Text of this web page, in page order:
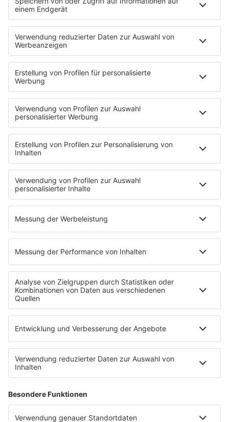
05.08.2026
Vanilla Ice: Was läuft da?
Robert Van Winkle war mal der Mann mit dem globalen
90s-Megahit. Heute sieht die Karriere von Vanilla Ice
deutlich anders aus.
mehr lesen
IMAGO / UPI Photo
04.08.2026
"Nimrods": Eine Green Day Komödie im
Kino
Nach „Michael“ kommt der nächste Musikfilm ins Kino -
allerdings kein Biopic: Green Days „Nimrods“ ist eine
fiktive Komödie, inspiriert von den Tourjahren der Band.
mehr lesen